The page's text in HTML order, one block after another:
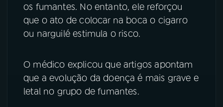
os fumantes. No entanto, ele reforçou
que o ato de colocar na boca o cigarro
ou narguilé estimula o risco.
O médico explicou que artigos apontam
que a evolução da doença é mais grave e
letal no grupo de fumantes.